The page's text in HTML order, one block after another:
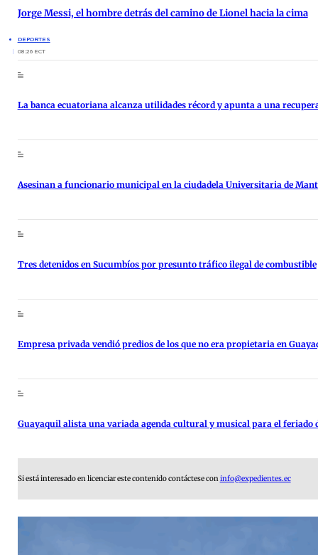
Jorge Messi, el hombre detrás del camino de Lionel hacia la cima
DEPORTES
08:26 ECT
La banca ecuatoriana alcanza utilidades récord y apunta a una
Asesinan a funcionario municipal en la ciudadela Universitaria de
Tres detenidos en Sucumbíos por presunto tráfico ilegal de combustible
Empresa privada vendió predios de los que no era propietaria en
Guayaquil alista una variada agenda cultural y musical para el feriado
Si está interesado en licenciar este contenido contáctese coninfo@expedientes.ec